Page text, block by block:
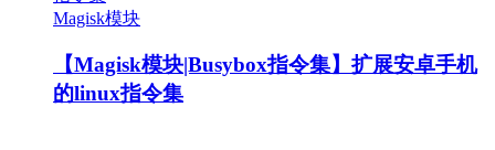
Magisk模块
【Magisk模块|Busybox指令集】扩展安卓手机
的linux指令集